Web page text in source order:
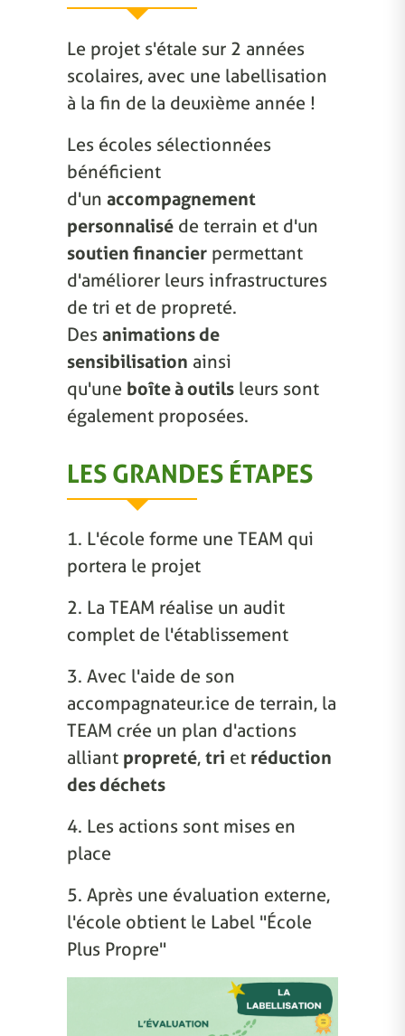
Le projet s'étale sur 2 années
scolaires, avec une labellisation
à la fin de la deuxième année !
Les écoles sélectionnées
bénéficient
d'un accompagnement
personnalisé de terrain et d'un
soutien financier permettant
d'améliorer leurs infrastructures
de tri et de propreté.
Des animations de
sensibilisation ainsi
qu'une boîte à outils leurs sont
également proposées.
LES GRANDES ÉTAPES
1. L'école forme une TEAM qui
portera le projet
2. La TEAM réalise un audit
complet de l'établissement
3. Avec l'aide de son
accompagnateur.ice de terrain, la
TEAM crée un plan d'actions
alliant propreté, tri et réduction
des déchets
4. Les actions sont mises en
place
5. Après une évaluation externe,
l'école obtient le Label "École
Plus Propre"